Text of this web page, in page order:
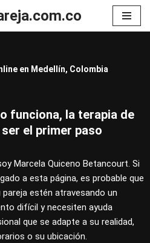
en Medellín, Colombia
funciona, la terapia de
el primer paso
Marcela Quiceno Betancourt. Si
a esta página, es probable que
pareja estén atravesando un
difícil y necesiten ayuda
que se adapte a su realidad,
o su ubicación.